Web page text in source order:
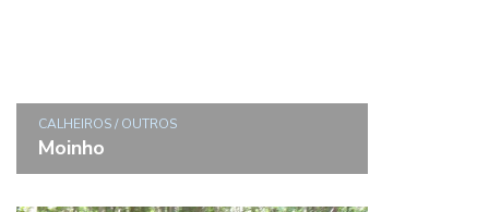
CALHEIROS / OUTROS
Moinho